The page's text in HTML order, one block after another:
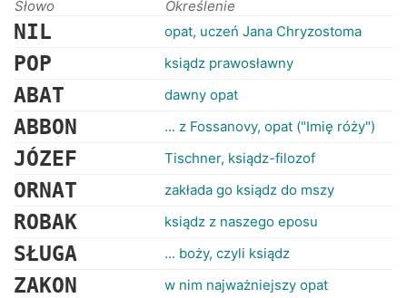
Słowo Określenie
NIL opat, uczeń Jana Chryzostoma
POP ksiądz prawosławny
ABAT dawny opat
ABBON ... z Fossanovy, opat ("Imię róży")
JÓZEF Tischner, ksiądz-filozof
ORNAT zakłada go ksiądz do mszy
ROBAK ksiądz z naszego eposu
SŁUGA ... boży, czyli ksiądz
ZAKON w nim najważniejszy opat